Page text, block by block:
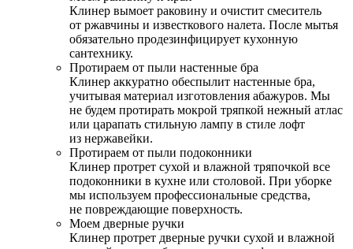
Клинер вымоет раковину и очистит смеситель
от ржавчины и известкового налета. После мытья
обязательно продезинфицирует кухонную
сантехнику.
Протираем от пыли настенные бра
Клинер аккуратно обеспылит настенные бра,
учитывая материал изготовления абажуров. Мы
не будем протирать мокрой тряпкой нежный атлас
или царапать стильную лампу в стиле лофт
из нержавейки.
Протираем от пыли подоконники
Клинер протрет сухой и влажной тряпочкой все
подоконники в кухне или столовой. При уборке
мы используем профессиональные средства,
не повреждающие поверхность.
Моем дверные ручки
Клинер протрет дверные ручки сухой и влажной